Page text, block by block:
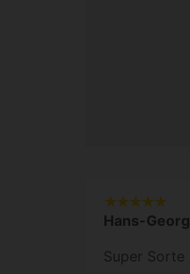
Hans-Georg
Super Sorte